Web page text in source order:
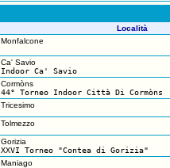
Località
Monfalcone
Ca' Savio
Indoor Ca' Savio
Cormòns
44° Torneo Indoor Città Di Cormòns
Tricesimo
Tolmezzo
Gorizia
XXVI Torneo "Contea di Gorizia"
Maniago